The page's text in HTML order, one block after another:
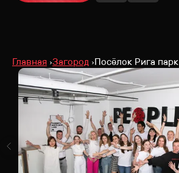
Главная Загород Посёлок Рига парк